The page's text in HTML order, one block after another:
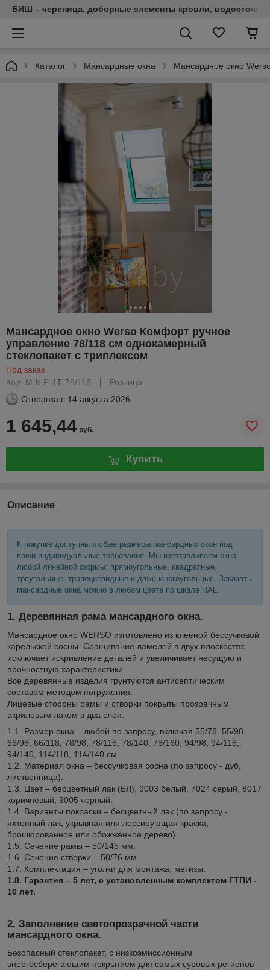
БИШ – черепица, доборные элементы кровли,
Каталог Мансардные окна Мансардное окно
Мансардное окно Werso Комфорт ручное
управление 78/118 см однокамерный
стеклопакет с триплексом
Под заказ
Код: М-К-Р-1Т-78/118
Розница
Отправка с 14 августа 2026
1 645,44 руб.
Купить
Описание
К покупке доступны любые размеры мансардных окон под
ваши индивидуальные требования. Мы изготавливаем окна
любой линейной формы: прямоугольные, квадратные,
треугольные, трапециевидные и даже многоугольные. Заказать
мансардные окна можно в любом цвете по шкале RAL.
1. Деревянная рама мансардного окна.
Мансардное окно WERSO изготовлено из клееной бессучковой
карельской сосны. Сращивание ламелей в двух плоскостях
исключает искривление деталей и увеличивает несущую и
прочностную характеристики.
Все деревянные изделия грунтуются антисептическим
составом методом погружения.
Лицевые стороны рамы и створки покрыты прозрачным
акриловым лаком в два слоя.
1.1. Размер окна – любой по запросу, включая 55/78, 55/98,
66/98, 66/118, 78/98, 78/118, 78/140, 78/160, 94/98, 94/118,
94/140, 114/118, 114/140 см.
1.2. Материал окна – бессучковая сосна (по запросу - дуб,
лиственница).
1.3. Цвет – бесцветный лак (БЛ), 9003 белый, 7024 серый, 8017
коричневый, 9005 черный.
1.4. Варианты покраски – бесцветный лак (по запросу -
яхтенный лак, укрывная или лессирующая краска,
брошюрованное или обожжённое дерево).
1.5. Сечение рамы – 50/145 мм.
1.6. Сечение створки – 50/76 мм.
1.7. Комплектация – уголки для монтажа, метизы.
1.8. Гарантия – 5 лет, с установленным комплектом ГТПИ -
10 лет.
2. Заполнение светопрозрачной части
мансардного окна.
Безопасный стеклопакет, с низкоэмиссионным
энергосберегающим покрытием для самых суровых регионов